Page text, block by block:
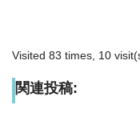
Visited 83 times, 10
関連投稿: